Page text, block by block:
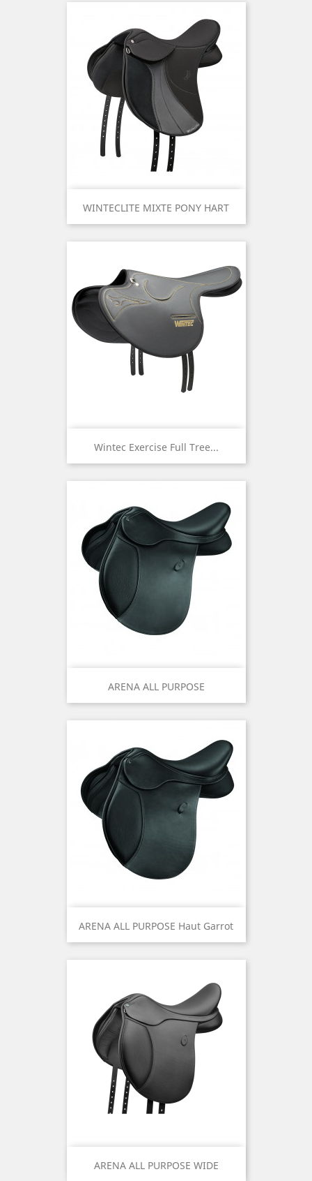
WINTECLITE MIXTE PONY HART
Wintec Exercise Full Tree...
ARENA ALL PURPOSE
ARENA ALL PURPOSE Haut Garrot
ARENA ALL PURPOSE WIDE